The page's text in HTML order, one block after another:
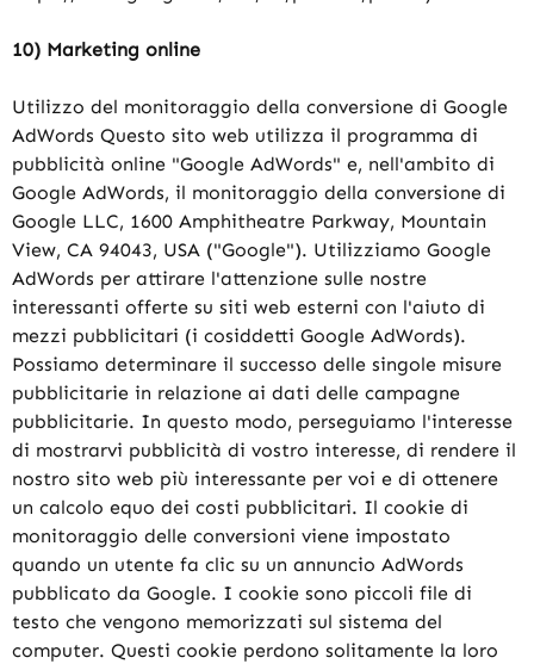
10) Marketing online
Utilizzo del monitoraggio della conversione di Google
AdWords Questo sito web utilizza il programma di
pubblicità online "Google AdWords" e, nell'ambito di
Google AdWords, il monitoraggio della conversione di
Google LLC, 1600 Amphitheatre Parkway, Mountain
View, CA 94043, USA ("Google"). Utilizziamo Google
AdWords per attirare l'attenzione sulle nostre
interessanti offerte su siti web esterni con l'aiuto di
mezzi pubblicitari (i cosiddetti Google AdWords).
Possiamo determinare il successo delle singole misure
pubblicitarie in relazione ai dati delle campagne
pubblicitarie. In questo modo, perseguiamo l'interesse
di mostrarvi pubblicità di vostro interesse, di rendere il
nostro sito web più interessante per voi e di ottenere
un calcolo equo dei costi pubblicitari. Il cookie di
monitoraggio delle conversioni viene impostato
quando un utente fa clic su un annuncio AdWords
pubblicato da Google. I cookie sono piccoli file di
testo che vengono memorizzati sul sistema del
computer. Questi cookie perdono solitamente la loro